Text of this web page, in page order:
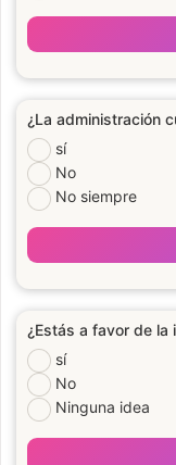
¿La administración
sí
No
No siempre
¿Estás a favor de la
sí
No
Ninguna idea